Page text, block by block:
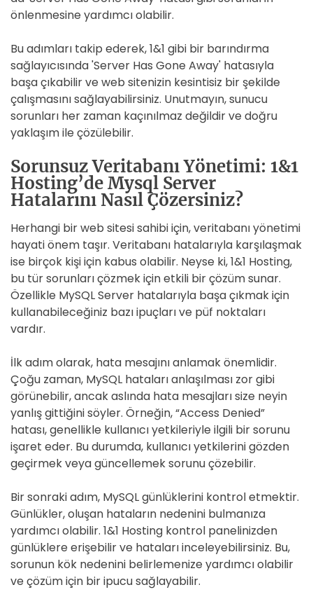
önlenmesine yardımcı olabilir.
Bu adımları takip ederek, 1&1 gibi bir barındırma
sağlayıcısında 'Server Has Gone Away' hatasıyla
başa çıkabilir ve web sitenizin kesintisiz bir şekilde
çalışmasını sağlayabilirsiniz. Unutmayın, sunucu
sorunları her zaman kaçınılmaz değildir ve doğru
yaklaşım ile çözülebilir.
Sorunsuz Veritabanı Yönetimi: 1&1
Hosting’de Mysql Server
Hatalarını Nasıl Çözersiniz?
Herhangi bir web sitesi sahibi için, veritabanı yönetimi
hayati önem taşır. Veritabanı hatalarıyla karşılaşmak
ise birçok kişi için kabus olabilir. Neyse ki, 1&1 Hosting,
bu tür sorunları çözmek için etkili bir çözüm sunar.
Özellikle MySQL Server hatalarıyla başa çıkmak için
kullanabileceğiniz bazı ipuçları ve püf noktaları
vardır.
İlk adım olarak, hata mesajını anlamak önemlidir.
Çoğu zaman, MySQL hataları anlaşılması zor gibi
görünebilir, ancak aslında hata mesajları size neyin
yanlış gittiğini söyler. Örneğin, “Access Denied”
hatası, genellikle kullanıcı yetkileriyle ilgili bir sorunu
işaret eder. Bu durumda, kullanıcı yetkilerini gözden
geçirmek veya güncellemek sorunu çözebilir.
Bir sonraki adım, MySQL günlüklerini kontrol etmektir.
Günlükler, oluşan hataların nedenini bulmanıza
yardımcı olabilir. 1&1 Hosting kontrol panelinizden
günlüklere erişebilir ve hataları inceleyebilirsiniz. Bu,
sorunun kök nedenini belirlemenize yardımcı olabilir
ve çözüm için bir ipucu sağlayabilir.